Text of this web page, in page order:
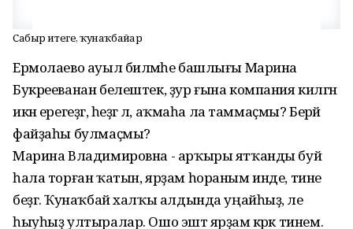
Сабыр итегеҙ, ҡунаҡбайҙар
Ермолаево ауыл биләмәһе башлығы Марина
Букрееванан белештек, ҙур ғына компания килгән
икән ерегеҙгә, һеҙгә лә, аҡмаһа ла таммаҫмы? Берәй
файҙаһы булмаҫмы?
Марина Владимировна - арҡыры ятҡанды буй
һала торған ҡатын, ярҙам һораным инде, тине
беҙгә. Ҡунаҡбай халҡы алдында уңайһыҙ, әле
һыуһыҙ ултыралар. Ошо эштә ярҙам кәрәк тинем.